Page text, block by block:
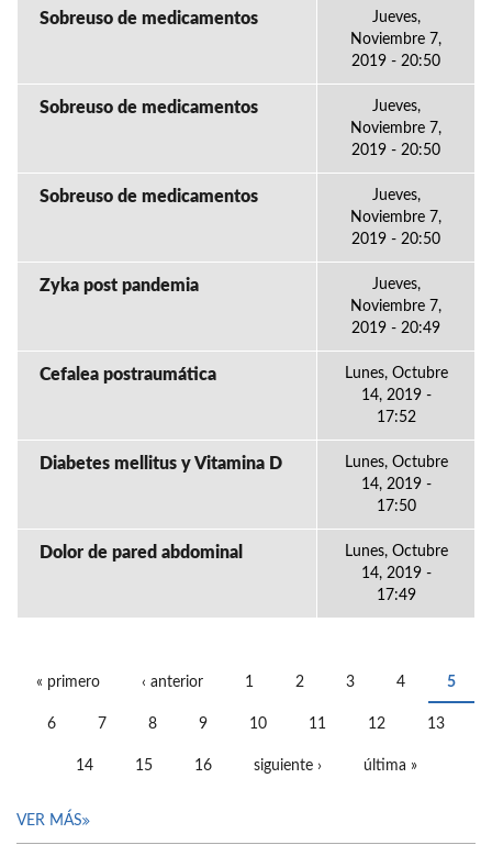
Sobreuso de medicamentos
Jueves,
Noviembre 7,
2019 - 20:50
Sobreuso de medicamentos
Jueves,
Noviembre 7,
2019 - 20:50
Sobreuso de medicamentos
Jueves,
Noviembre 7,
2019 - 20:50
Zyka post pandemia
Jueves,
Noviembre 7,
2019 - 20:49
Cefalea postraumática
Lunes, Octubre
14, 2019 -
17:52
Diabetes mellitus y Vitamina D
Lunes, Octubre
14, 2019 -
17:50
Dolor de pared abdominal
Lunes, Octubre
14, 2019 -
17:49
« primero ‹ anterior 1 2 3 4 5
6 7 8 9 10 11 12 13
14 15 16 siguiente › última »
VER MÁS